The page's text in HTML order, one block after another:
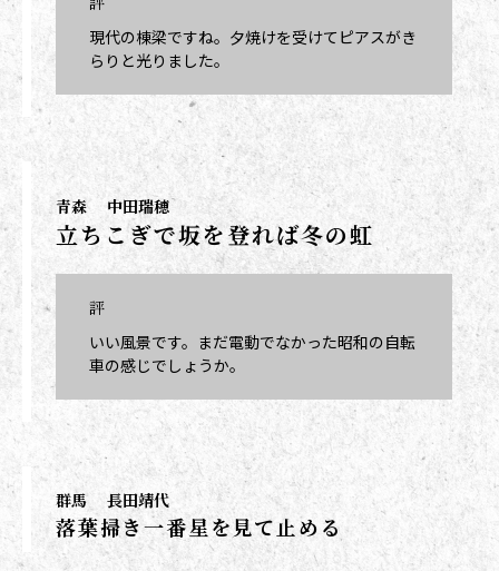
現代の棟梁ですね。夕焼けを受けてピアスがき
らりと光りました。
青森 中田瑞穂
立ちこぎで坂を登れば冬の虹
評
いい風景です。まだ電動でなかった昭和の自転
車の感じでしょうか。
群馬 長田靖代
落葉掃き一番星を見て止める